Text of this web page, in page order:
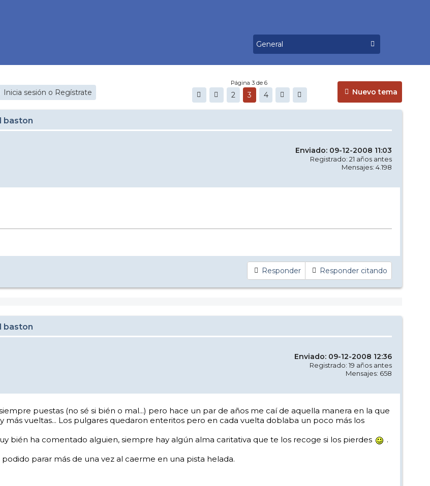
Nuevo tema
Inicia sesión o Regístrate
Página 3 de 6
2 3 4
baston
Enviado: 09-12-2008 11:03
Registrado: 21 años antes
Mensajes: 4.198
Responder Responder citando
baston
Enviado: 09-12-2008 12:36
Registrado: 19 años antes
Mensajes: 658
puestas (no sé si bién o mal...) pero hace un par de años me caí de aquella manera en la que
más vueltas... Los pulgares quedaron enteritos pero en cada vuelta doblaba un poco más los
bién ha comentado alguien, siempre hay algún alma caritativa que te los recoge si los pierdes
.
parar más de una vez al caerme en una pista helada.